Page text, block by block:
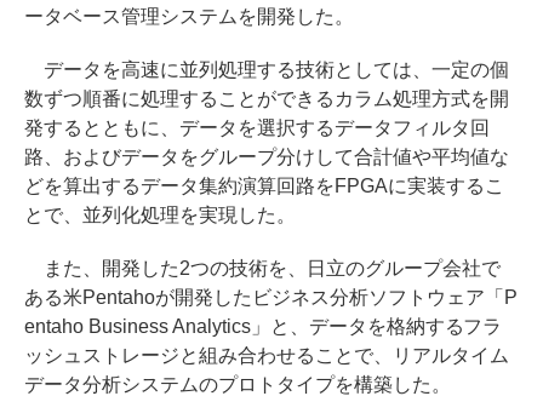
ータベース管理システムを開発した。
データを高速に並列処理する技術としては、一定の個
数ずつ順番に処理することができるカラム処理方式を開
発するとともに、データを選択するデータフィルタ回
路、およびデータをグループ分けして合計値や平均値な
どを算出するデータ集約演算回路をFPGAに実装するこ
とで、並列化処理を実現した。
また、開発した2つの技術を、日立のグループ会社で
ある米Pentahoが開発したビジネス分析ソフトウェア「P
entaho Business Analytics」と、データを格納するフラ
ッシュストレージと組み合わせることで、リアルタイム
データ分析システムのプロトタイプを構築した。